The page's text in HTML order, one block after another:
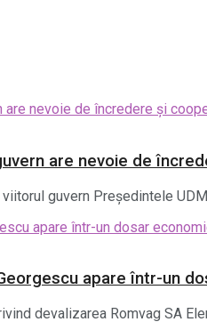
are nevoie de
guvern Președintele
apare într-un
devalizarea Romvag SA